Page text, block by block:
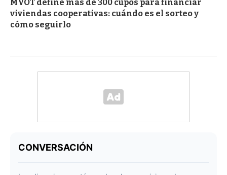
MVOT define más de 300 cupos para financiar
viviendas cooperativas: cuándo es el sorteo y
cómo seguirlo